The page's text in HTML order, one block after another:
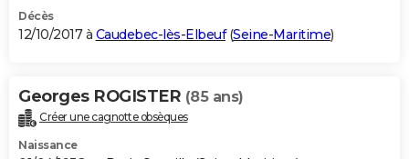
Décès
12/10/2017 à Caudebec-lès-Elbeuf(Seine-Maritime)
Georges ROGISTER (85 ans)
Créer une cagnotte obsèques
Naissance